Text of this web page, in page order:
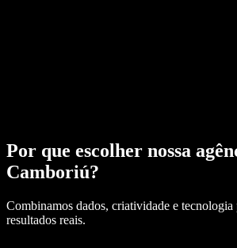
Por que escolher nossa
Camboriú?
Combinamos dados, criatividade e tecnologia
resultados reais.